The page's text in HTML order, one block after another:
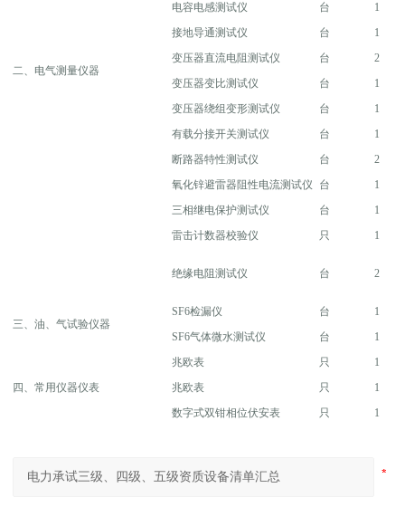
二、电气测量仪器
电容电感测试仪
台
1
接地导通测试仪
台
1
变压器直流电阻测试仪
台
2
变压器变比测试仪
台
1
变压器绕组变形测试仪
台
1
有载分接开关测试仪
台
1
断路器特性测试仪
台
2
氧化锌避雷器阻性电流测试仪
台
1
三相继电保护测试仪
台
1
雷击计数器校验仪
只 1
绝缘电阻测试仪 台 2
三、油、气试验仪器
SF6检漏仪 台
1
SF6气体微水测试仪
台 1
四、常用仪器仪表
兆欧表 只
1
兆欧表
只
1
数字式双钳相位伏安表
只 1